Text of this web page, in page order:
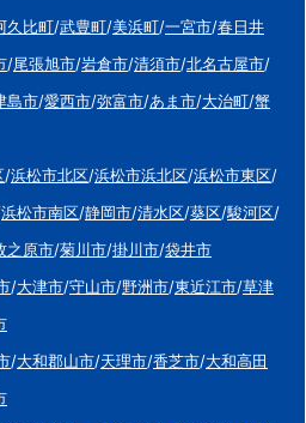
久比町/武豊町/美浜町/一宮市/春日井
/尾張旭市/岩倉市/清須市/北名古屋市/
島市/愛西市/弥富市/あま市/大治町/蟹
/浜松市北区/浜松市浜北区/浜松市東区/
浜松市南区/静岡市/清水区/葵区/駿河区/
之原市/菊川市/掛川市/袋井市
/大津市/守山市/野洲市/東近江市/草津
/大和郡山市/天理市/香芝市/大和高田